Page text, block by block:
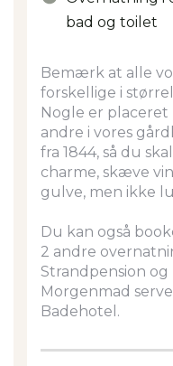
bad og toilet
Bemærk at alle
forskellige i
Nogle er
andre i vores
fra 1844, så du
charme, skæve
gulve, men ikke
Du kan også
2 andre
Strandpension
Morgenmad
Badehotel.